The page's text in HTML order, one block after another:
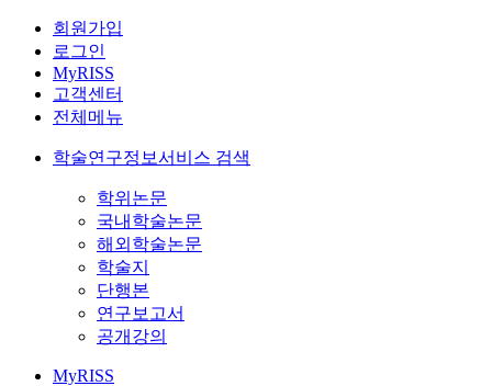
회원가입
로그인
MyRISS
고객센터
전체메뉴
학술연구정보서비스 검색
학위논문
국내학술논문
해외학술논문
학술지
단행본
연구보고서
공개강의
MyRISS